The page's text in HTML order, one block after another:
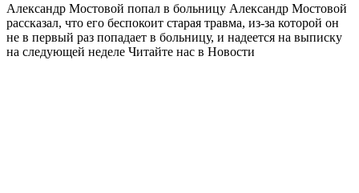
Александр Мостовой попал в больницу Александр Мостовой
рассказал, что его беспокоит старая травма, из-за которой он
не в первый раз попадает в больницу, и надеется на выписку
на следующей неделе Читайте нас в Новости